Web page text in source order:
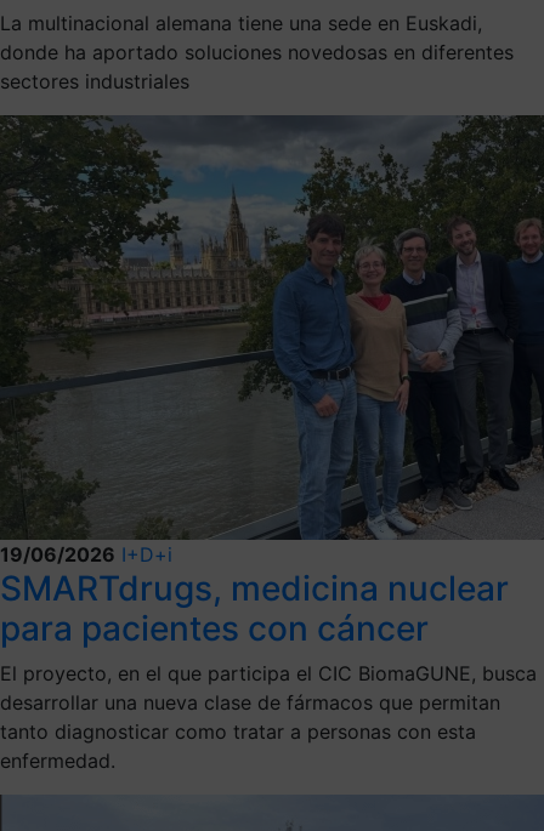
La multinacional alemana tiene una sede en Euskadi,
donde ha aportado soluciones novedosas en diferentes
sectores industriales
19/06/2026 I+D+i
SMARTdrugs, medicina nuclear
para pacientes con cáncer
El proyecto, en el que participa el CIC BiomaGUNE, busca
desarrollar una nueva clase de fármacos que permitan
tanto diagnosticar como tratar a personas con esta
enfermedad.